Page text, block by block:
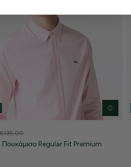
€135,00
Πουκάμισο Regular Fit Premium